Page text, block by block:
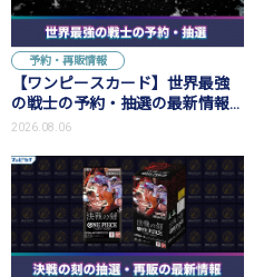
予約・再販情報
【ワンピースカード】世界最強
の戦士の予約・抽選の最新情報
まとめ
2026.08.06